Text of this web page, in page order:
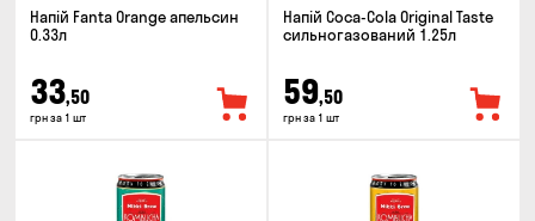
Напій Fanta Orange апельсин
0.33л
33,50
грн за 1 шт
Напій Coca-Cola Original Taste
сильногазований 1.25л
59,50
грн за 1 шт